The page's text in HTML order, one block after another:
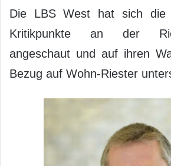
Die LBS West hat sich die
Kritikpunkte an der
angeschaut und auf ihren
Bezug auf Wohn-Riester